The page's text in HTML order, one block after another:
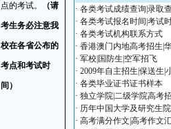
点的考试。 （请
考生务必注意我
校在各省公布的
考点和考试时
间）
· 各类考试成绩查询|录取
· 各类考试报名时间|考试
· 各类考试机构联系方式
· 香港澳门内地高考招生|
· 军校|国防生|空军招飞
· 2009年自主招生|保送生|
· 各类毕业证书证书样本
· 独立学院|二级学院高考
· 历年中国大学及研究生
· 高考满分作文|高考作文